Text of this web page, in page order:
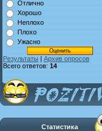
Отлично
Хорошо
Неплохо
Плохо
Ужасно
Результаты | Архив опросов
Всего ответов: 14
Статистика